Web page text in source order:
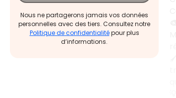
Nous ne partagerons jamais vos données
personnelles avec des tiers. Consultez notre
Politique de confidentialitépour plus
d’informations.